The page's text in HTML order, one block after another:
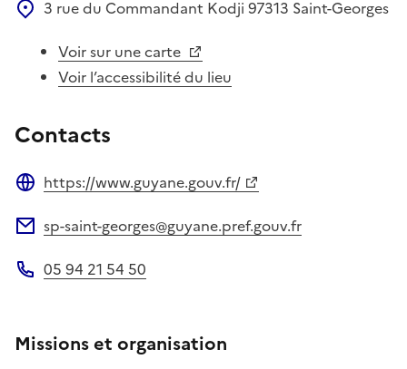
3 rue du Commandant Kodji 97313 Saint-Georges
Voir sur une carte
Voir l’accessibilité du lieu
Contacts
https://www.guyane.gouv.fr/
sp-saint-georges@guyane.pref.gouv.fr
05 94 21 54 50
Missions et organisation